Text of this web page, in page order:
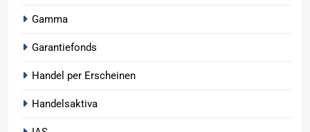
Gamma
Garantiefonds
Handel per Erscheinen
Handelsaktiva